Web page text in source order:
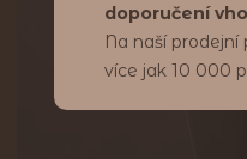
doporučení
Na naší
více jak 10 000